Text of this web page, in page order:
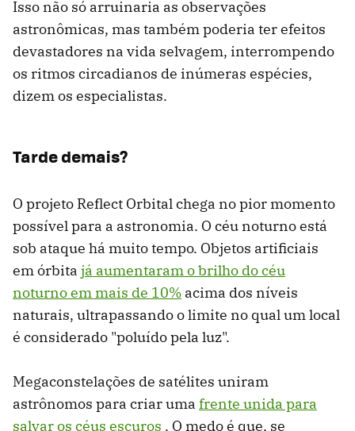
Isso não só arruinaria as observações
astronômicas, mas também poderia ter efeitos
devastadores na vida selvagem, interrompendo
os ritmos circadianos de inúmeras espécies,
dizem os especialistas.
Tarde demais?
O projeto Reflect Orbital chega no pior momento
possível para a astronomia. O céu noturno está
sob ataque há muito tempo. Objetos artificiais
em órbita já aumentaram o brilho do céu
noturno em mais de 10% acima dos níveis
naturais, ultrapassando o limite no qual um local
é considerado "poluído pela luz".
Megaconstelações de satélites uniram
astrônomos para criar uma frente unida para
salvar os céus escuros . O medo é que, se